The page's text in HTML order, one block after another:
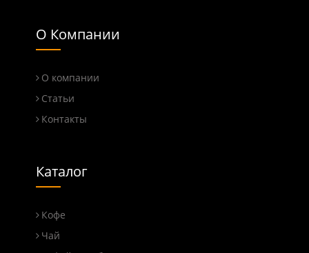
О Компании
О компании
Статьи
Контакты
Каталог
Кофе
Чай